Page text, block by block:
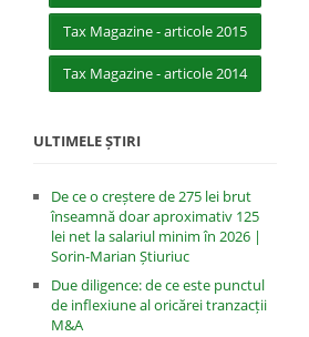
Tax Magazine - articole 2015
Tax Magazine - articole 2014
ULTIMELE ȘTIRI
De ce o creștere de 275 lei brut
înseamnă doar aproximativ 125
lei net la salariul minim în 2026 |
Sorin-Marian Știuriuc
Due diligence: de ce este punctul
de inflexiune al oricărei tranzacții
M&A